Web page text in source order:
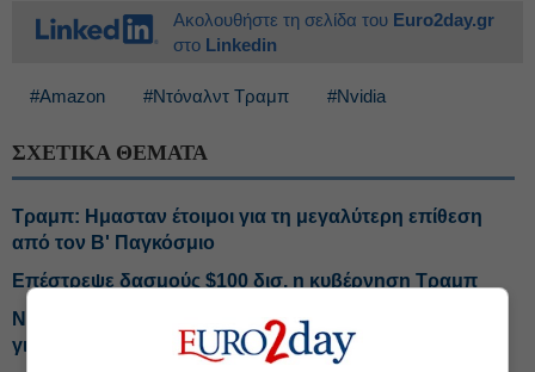
Ακολουθήστε τη σελίδα του Euro2day.gr
στο Linkedin
#Amazon #Ντόναλντ Τραμπ #Nvidia
ΣΧΕΤΙΚΑ ΘΕΜΑΤΑ
Τραμπ: Ημασταν έτοιμοι για τη μεγαλύτερη επίθεση
από τον Β' Παγκόσμιο
Επέστρεψε δασμούς $100 δισ. η κυβέρνηση Τραμπ
Nvidia: Συμφωνίες $750 δισ. αναζωπυρώνουν φόβους
για «φούσκα» στο A.I.